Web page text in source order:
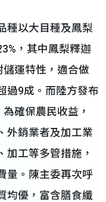
以大目種及鳳梨
，其中鳳梨釋迦
運特性，適合做
過9成。而陸方發布
確保農民收益，
外銷業者及加工業
加工等多管措施，
量。陳主委再次呼
均優，富含膳食纖